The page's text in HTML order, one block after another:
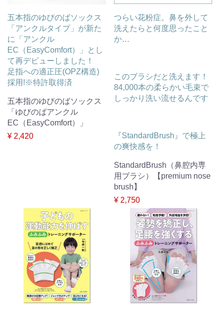
五本指のゆびのばソックス
「アンクルタイプ」が新た
に「アンクル
EC（EasyComfort）」とし
て再デビューしました！
足指への適正圧(OPZ構造)
採用!※特許取得済
五本指のゆびのばソックス
「ゆびのばアンクル
EC（EasyComfort）」
¥ 2,420
つらい花粉症。鼻を外して
洗えたらと何度思ったこと
か…
このブラシだと洗えます！
84,000本の柔らかい毛束で
しっかり洗い流せるんです
『StandardBrush』で極上
の爽快感を！
StandardBrush（鼻腔内専
用ブラシ）【premium nose
brush】
¥ 2,750